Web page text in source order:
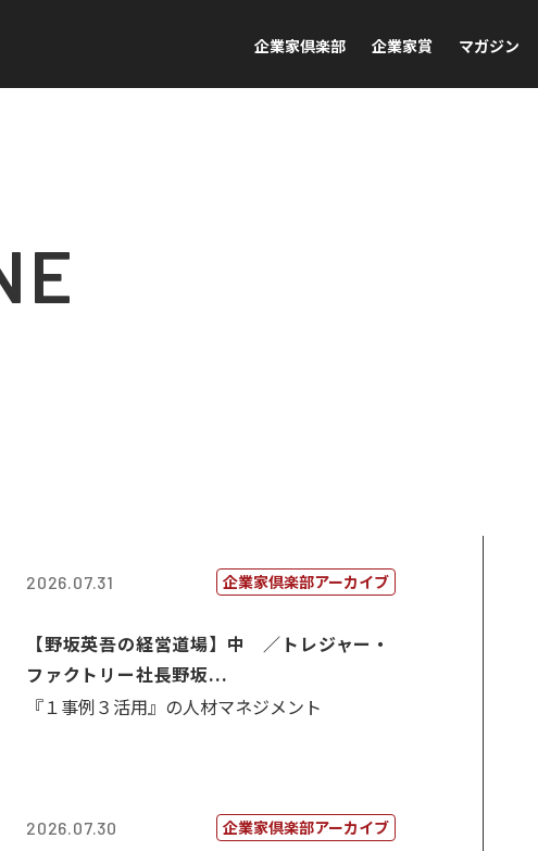
企業家倶楽部 企業家賞 マガジン
2026.07.31 企業家倶楽部アーカイブ
【野坂英吾の経営道場】中 ／トレジャー・
ファクトリー社長野坂...
『１事例３活用』の人材マネジメント
2026.07.30 企業家倶楽部アーカイブ